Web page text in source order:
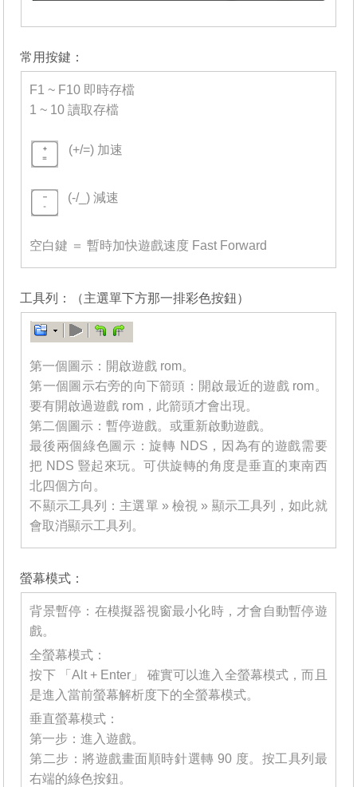
常用按鍵：
F1 ~ F10 即時存檔
1 ~ 10 讀取存檔
(+/=) 加速
(-/_) 減速
空白鍵 ＝ 暫時加快遊戲速度 Fast Forward
工具列：（主選單下方那一排彩色按鈕）
第一個圖示：開啟遊戲 rom。
第一個圖示右旁的向下箭頭：開啟最近的遊戲 rom。
要有開啟過遊戲 rom，此箭頭才會出現。
第二個圖示：暫停遊戲。或重新啟動遊戲。
最後兩個綠色圖示：旋轉 NDS，因為有的遊戲需要
把 NDS 豎起來玩。可供旋轉的角度是垂直的東南西
北四個方向。
不顯示工具列：主選單 » 檢視 » 顯示工具列，如此就
會取消顯示工具列。
螢幕模式：
背景暫停：在模擬器視窗最小化時，才會自動暫停遊
戲。
全螢幕模式：
按下 「Alt + Enter」 確實可以進入全螢幕模式，而且
是進入當前螢幕解析度下的全螢幕模式。
垂直螢幕模式：
第一步：進入遊戲。
第二步：將遊戲畫面順時針選轉 90 度。按工具列最
右端的綠色按鈕。